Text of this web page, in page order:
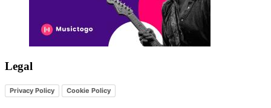
Legal
Privacy Policy Cookie Policy